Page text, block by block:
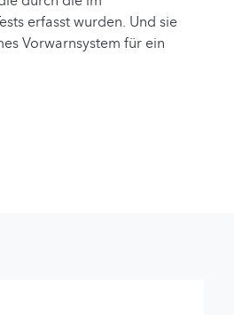
erfasst wurden. Und sie
Vorwarnsystem für ein